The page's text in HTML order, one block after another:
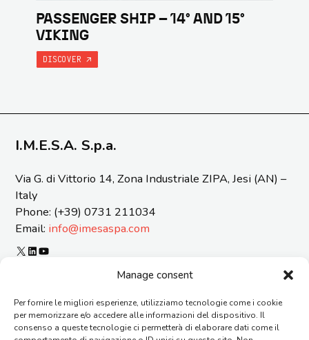
Manage consent
Per fornire le migliori esperienze, utilizziamo tecnologie come i cookie
per memorizzare e/o accedere alle informazioni del dispositivo. Il
consenso a queste tecnologie ci permetterà di elaborare dati come il
PASSENGER SHIP – 14° AND 15°
VIKING
DISCOVER
I.M.E.S.A. S.p.a.
Via G. di Vittorio 14, Zona Industriale ZIPA, Jesi (AN) –
Italy
Phone: (+39) 0731 211034
Email: info@imesaspa.com
X LinkedIn YouTube
ORGANIZATIONAL MODEL 231 AND CODE OF ETICS
SUSTAINABILITY REPORT
REPORTING OF OFFENSES
GENERAL TERMS AND CONDITIONS OF SUPPLY